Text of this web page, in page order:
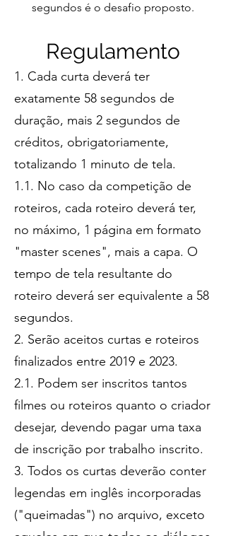
segundos é o desafio proposto.
Regulamento
1. Cada curta deverá ter
exatamente 58 segundos de
duração, mais 2 segundos de
créditos, obrigatoriamente,
totalizando 1 minuto de tela.
1.1. No caso da competição de
roteiros, cada roteiro deverá ter,
no máximo, 1 página em formato
"master scenes", mais a capa. O
tempo de tela resultante do
roteiro deverá ser equivalente a 58
segundos.
2. Serão aceitos curtas e roteiros
finalizados entre 2019 e 2023.
2.1. Podem ser inscritos tantos
filmes ou roteiros quanto o criador
desejar, devendo pagar uma taxa
de inscrição por trabalho inscrito.
3. Todos os curtas deverão conter
legendas em inglês incorporadas
("queimadas") no arquivo, exceto